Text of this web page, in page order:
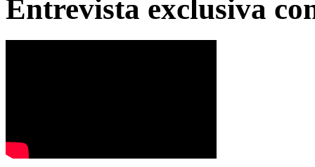
Entrevista exclusiva